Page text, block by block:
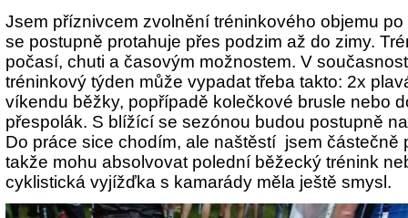
Jsem příznivcem zvolnění tréninkového objemu
se postupně protahuje přes podzim až do zimy.
počasí, chuti a časovým možnostem. V
tréninkový týden může vypadat třeba takto: 2x
víkendu běžky, popřípadě kolečkové brusle nebo
přespolák. S blížící se sezónou budou postupně
Do práce sice chodím, ale naštěstí jsem částečně
takže mohu absolvovat polední běžecký trénink
cyklistická vyjížďka s kamarády měla ještě smysl.